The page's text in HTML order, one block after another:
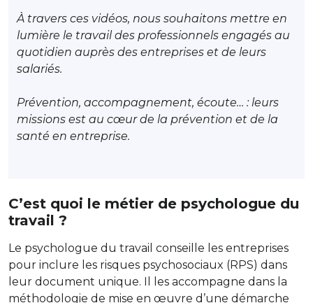
À travers ces vidéos, nous souhaitons mettre en
lumière le travail des professionnels engagés au
quotidien auprès des entreprises et de leurs
salariés.
Prévention, accompagnement, écoute… : leurs
missions est au cœur de la prévention et de la
santé en entreprise.
C’est quoi le métier de psychologue du
travail ?
Le psychologue du travail conseille les entreprises
pour inclure les risques psychosociaux (RPS) dans
leur document unique. Il les accompagne dans la
méthodologie de mise en œuvre d’une démarche